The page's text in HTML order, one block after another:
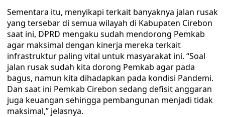
Sementara itu, menyikapi terkait banyaknya jalan rusak
yang tersebar di semua wilayah di Kabupaten Cirebon
saat ini, DPRD mengaku sudah mendorong Pemkab
agar maksimal dengan kinerja mereka terkait
infrastruktur paling vital untuk masyarakat ini. “Soal
jalan rusak sudah kita dorong Pemkab agar pada
bagus, namun kita dihadapkan pada kondisi Pandemi.
Dan saat ini Pemkab Cirebon sedang defisit anggaran
juga keuangan sehingga pembangunan menjadi tidak
maksimal,” jelasnya.